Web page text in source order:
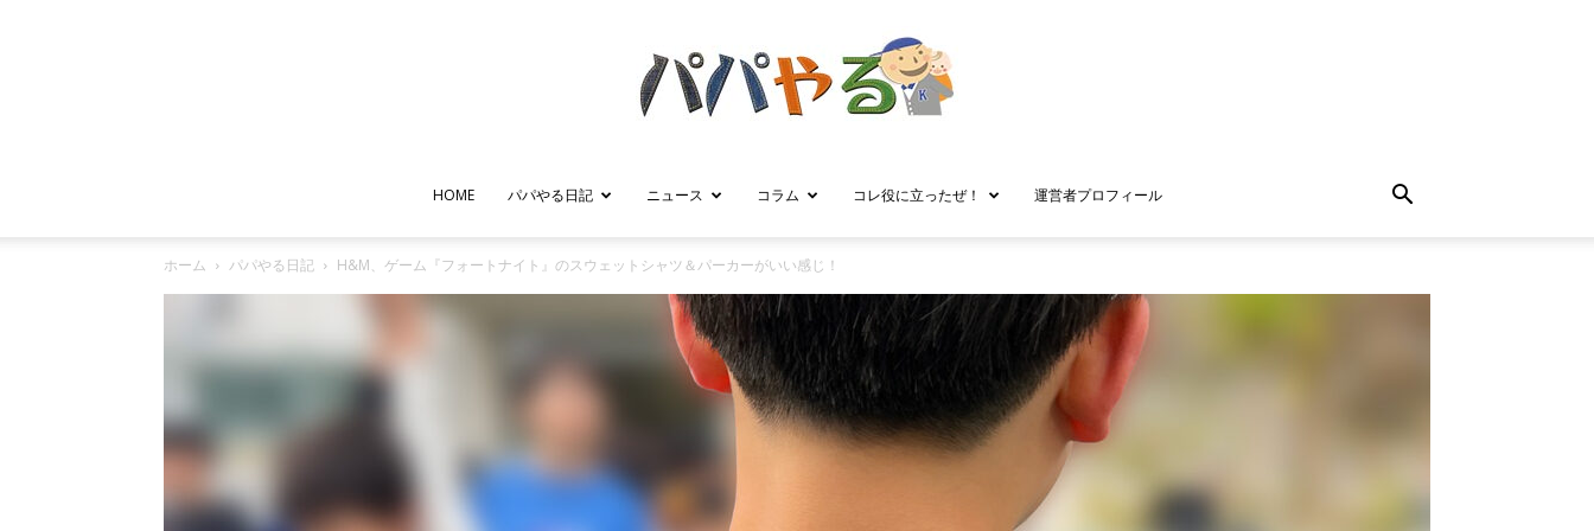
パ
パ
HOME パパやる日記 ニュース コラム コレ役に立ったぜ！ 運営者プロフィール
ホーム パパやる日記 H&M、ゲーム『フォートナイト』のスウェットシャツ＆パーカーがいい感じ！